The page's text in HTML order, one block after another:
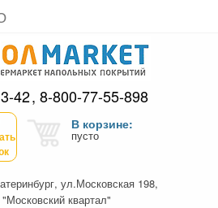
42 8-800-77-55-898
В корзине:
пусто
ул.Московская 198,
квартал"